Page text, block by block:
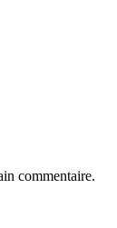
commentaire.